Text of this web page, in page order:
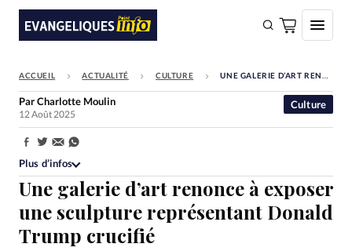
FAIRE UN DON
Faire un don
Eglises
Société
Monde
Bible
ACCUEIL ACTUALITÉ CULTURE UNE GALERIE D’ART RENONCE À EXPOSER UNE SCULPTURE REPRÉSENTANT DONALD TRUMP CRUCIFIÉ
Une galerie d’art renonce à exposer
une sculpture représentant Donald
Trump crucifié
Culture
ParCharlotte Moulin
12 Août 2025
Partager:
Plus d’infos